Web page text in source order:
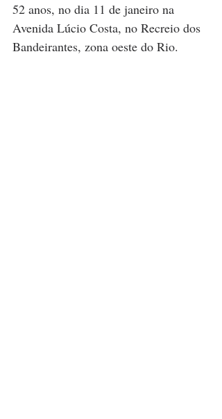
52 anos, no dia 11 de janeiro na
Avenida Lúcio Costa, no Recreio dos
Bandeirantes, zona oeste do Rio.